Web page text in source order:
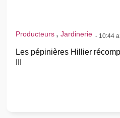
Producteurs , Jardinerie - 10:44
Les pépinières Hillier